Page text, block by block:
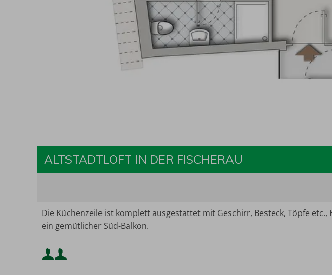
ALTSTADTLOFT IN DER FISCHERAU
Die Küchenzeile ist komplett ausgestattet mit Geschirr, Besteck, Töpfe
ein gemütlicher Süd-Balkon.
Mindestbelegung: